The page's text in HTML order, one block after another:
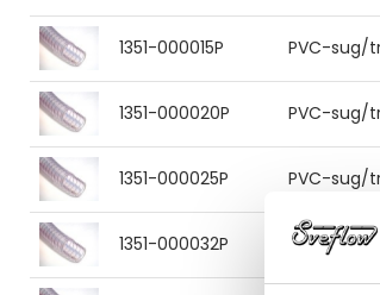
1351-000015P PVC-sug/
1351-000020P PVC-sug/
1351-000025P PVC-sug/
1351-000032P PVC-sug/